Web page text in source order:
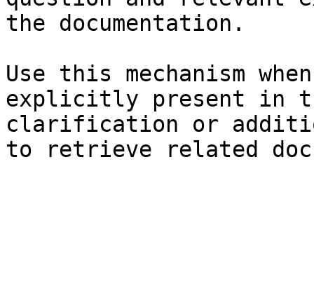
the documentation.
Use this mechanism
explicitly present in
clarification or